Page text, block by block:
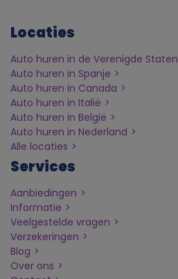
Locaties
Auto huren in de Verenigde Staten
Auto huren in Spanje
Auto huren in Canada
Auto huren in Italië
Auto huren in België
Auto huren in Nederland
Alle locaties
Services
Aanbiedingen
Informatie
Veelgestelde vragen
Verzekeringen
Blog
Over ons
i
k
v
a
n
p
e